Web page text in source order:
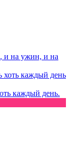
и на ужин, и на
каждый день.